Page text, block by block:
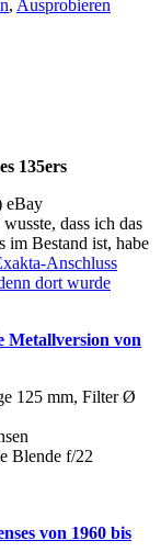
, Ausprobieren
135ers
eBay
dass ich das
Bestand ist, habe
Anschluss
dort wurde
Metallversion von
125 mm, Filter Ø
Blende f/22
von 1960 bis